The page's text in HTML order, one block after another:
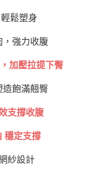
鬆塑身
，強力收腹
加壓拉提下臀
造飽滿翹臀
支撐收腹
穩定支撐
紗設計